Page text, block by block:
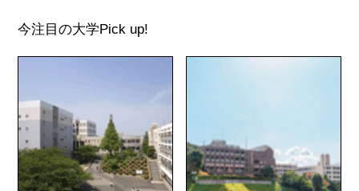
今注目の大学Pick up!